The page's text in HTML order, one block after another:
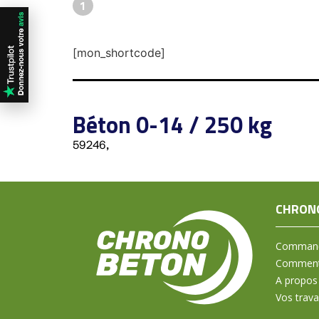
1
[mon_shortcode]
Béton 0-14 / 250 kg
59246,
A propos
Vos